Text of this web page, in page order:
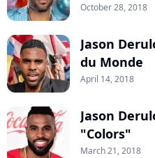
October 28, 2018
Jason
du Monde
April 14, 2018
Jason
"Colors"
March 21, 2018